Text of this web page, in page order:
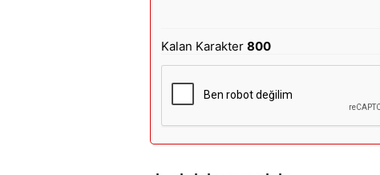
Kalan Karakter800